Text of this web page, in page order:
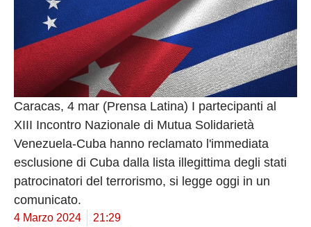
Caracas, 4 mar (Prensa Latina) I partecipanti al
XIII Incontro Nazionale di Mutua Solidarietà
Venezuela-Cuba hanno reclamato l'immediata
esclusione di Cuba dalla lista illegittima degli stati
patrocinatori del terrorismo, si legge oggi in un
comunicato.
4 Marzo 2024 21:29